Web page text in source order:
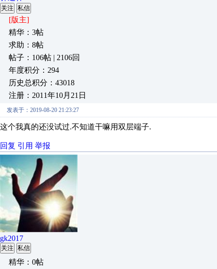
关注 私信
[版主]
精华：3帖
求助：8帖
帖子：106帖 | 2106回
年度积分：294
历史总积分：43018
注册：2011年10月21日
发表于：2019-08-20 21:23:27
这个我真的还没试过.不知道干嘛用双层端子.
回复 引用 举报
gk2017
关注 私信
精华：0帖